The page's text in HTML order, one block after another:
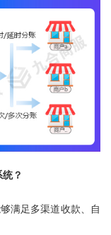
？
满足多渠道收款、自